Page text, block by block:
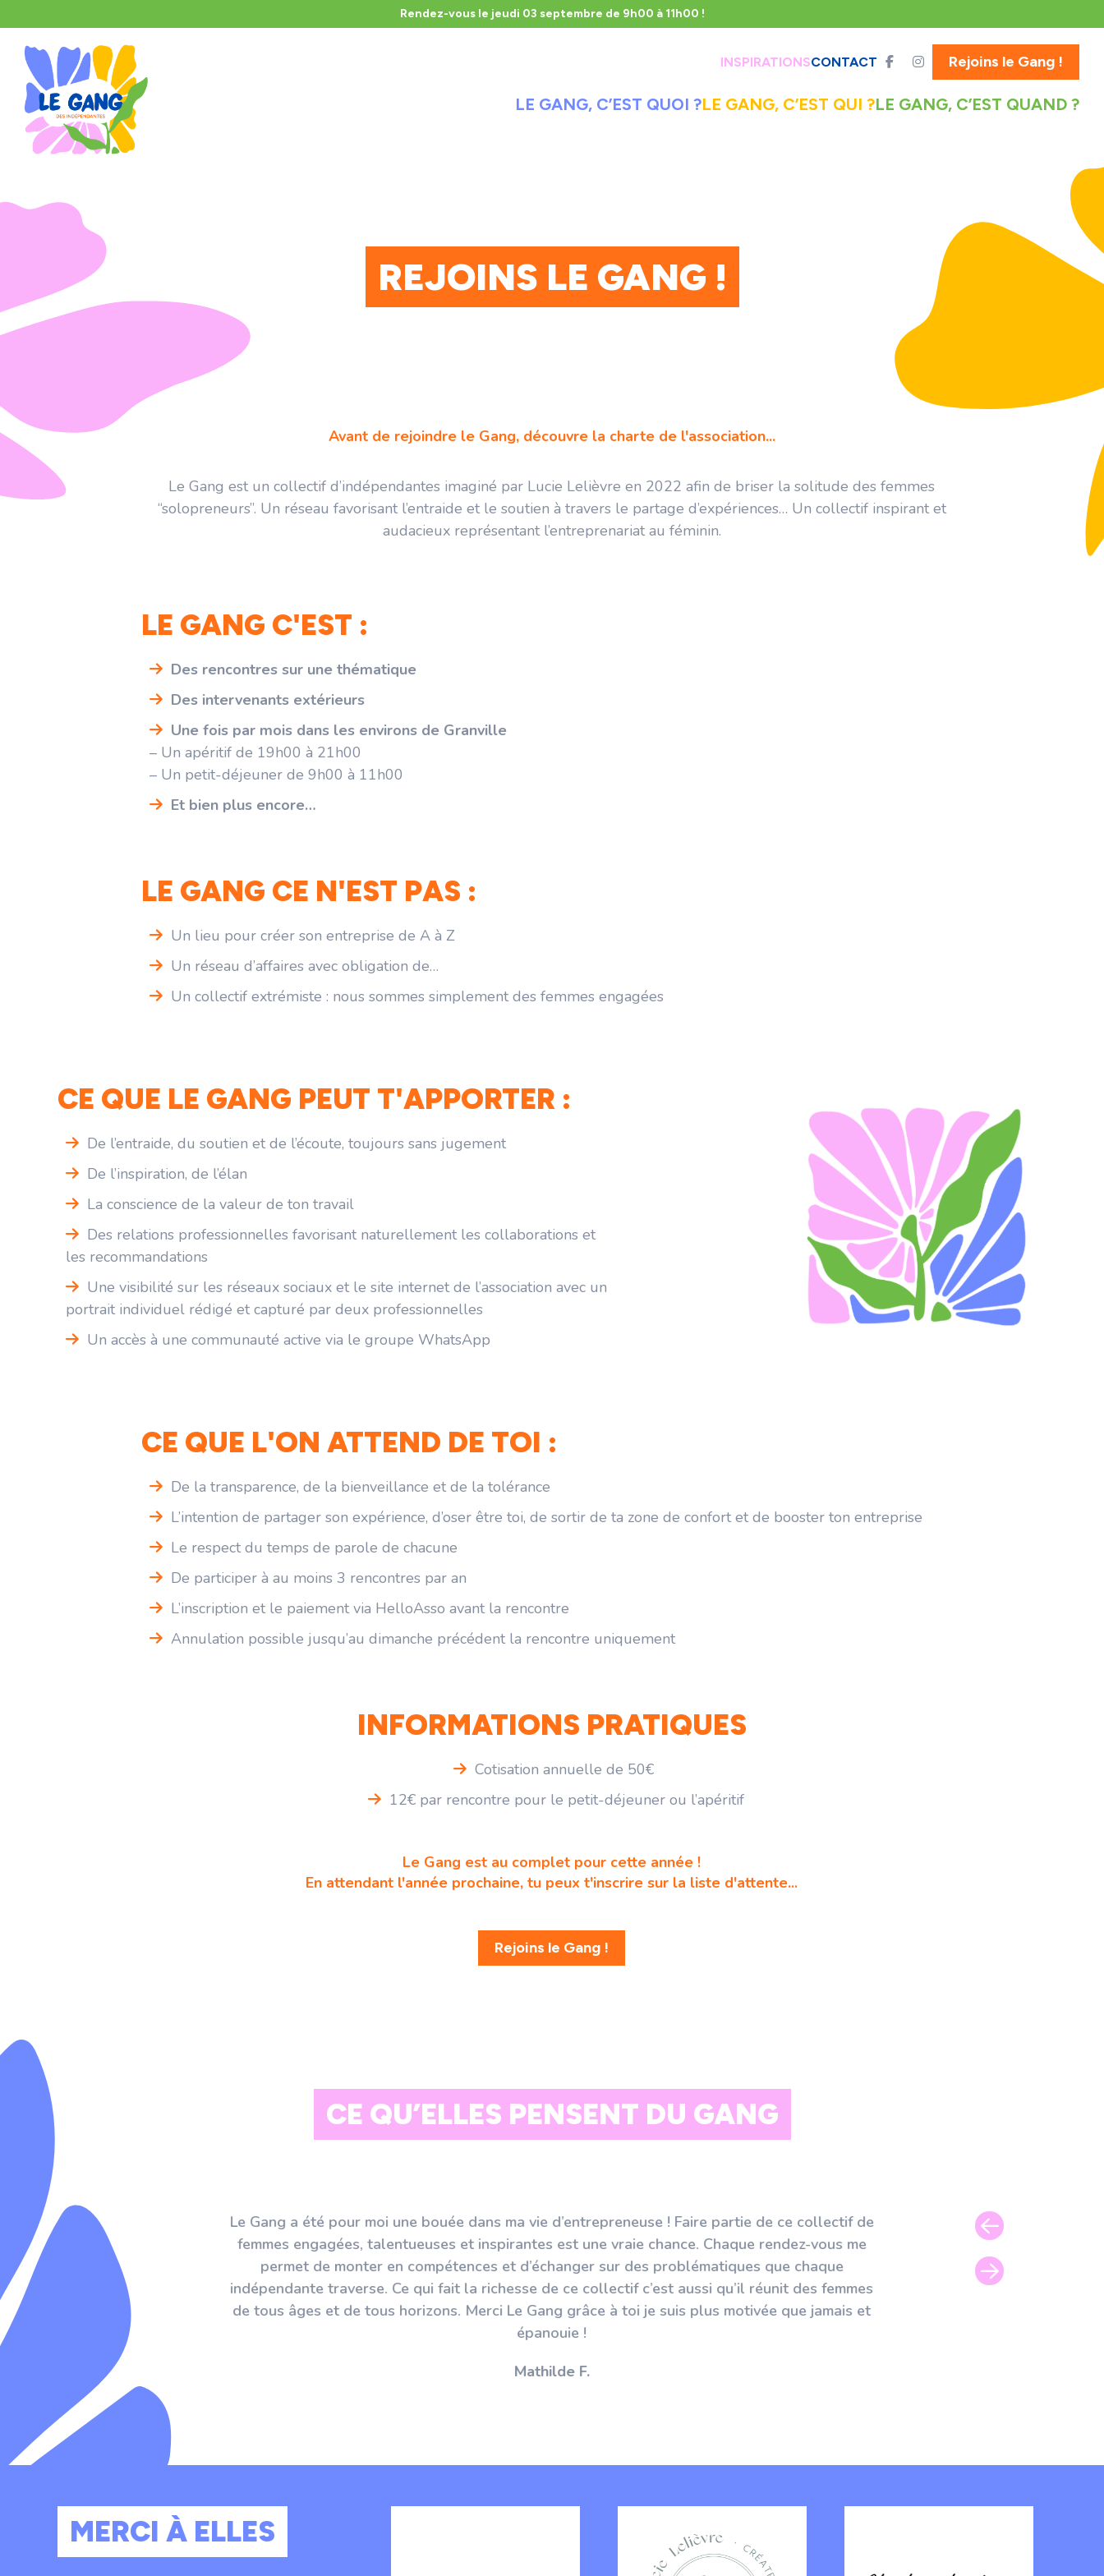
Rendez-vous le jeudi 03 septembre de 9h00 à 11h00 !
INSPIRATIONSCONTACT Rejoins le Gang !
LE GANG, C’EST QUOI ?LE GANG, C’EST QUI ?LE GANG, C’EST QUAND ?
REJOINS LE GANG !
Avant de rejoindre le Gang, découvre la charte de l'association...
Le Gang est un collectif d’indépendantes imaginé par Lucie Lelièvre en 2022 afin de briser la solitude des femmes
“solopreneurs”. Un réseau favorisant l’entraide et le soutien à travers le partage d’expériences… Un collectif inspirant et
audacieux représentant l’entreprenariat au féminin.
LE GANG C'EST :
Des rencontres sur une thématique
Des intervenants extérieurs
Une fois par mois dans les environs de Granville
– Un apéritif de 19h00 à 21h00
– Un petit-déjeuner de 9h00 à 11h00
Et bien plus encore…
LE GANG CE N'EST PAS :
Un lieu pour créer son entreprise de A à Z
Un réseau d’affaires avec obligation de…
Un collectif extrémiste : nous sommes simplement des femmes engagées
CE QUE LE GANG PEUT T'APPORTER :
De l’entraide, du soutien et de l’écoute, toujours sans jugement
De l’inspiration, de l’élan
La conscience de la valeur de ton travail
Des relations professionnelles favorisant naturellement les collaborations et
les recommandations
Une visibilité sur les réseaux sociaux et le site internet de l’association avec un
portrait individuel rédigé et capturé par deux professionnelles
Un accès à une communauté active via le groupe WhatsApp
CE QUE L'ON ATTEND DE TOI :
De la transparence, de la bienveillance et de la tolérance
L’intention de partager son expérience, d’oser être toi, de sortir de ta zone de confort et de booster ton entreprise
Le respect du temps de parole de chacune
De participer à au moins 3 rencontres par an
L’inscription et le paiement via HelloAsso avant la rencontre
Annulation possible jusqu’au dimanche précédent la rencontre uniquement
INFORMATIONS PRATIQUES
Cotisation annuelle de 50€
12€ par rencontre pour le petit-déjeuner ou l’apéritif
Le Gang est au complet pour cette année !
En attendant l'année prochaine, tu peux t'inscrire sur la liste d'attente...
Rejoins le Gang !
CE QU’ELLES PENSENT DU GANG
Gang. Ce collectif m'a
d'expérience. Chaque
suis toujours impatiente
Le Gang a été pour moi une bouée dans ma vie d’entrepreneuse ! Faire partie de ce collectif de
femmes engagées, talentueuses et inspirantes est une vraie chance. Chaque rendez-vous me
permet de monter en compétences et d’échanger sur des problématiques que chaque
indépendante traverse. Ce qui fait la richesse de ce collectif c’est aussi qu’il réunit des femmes
de tous âges et de tous horizons. Merci Le Gang grâce à toi je suis plus motivée que jamais et
épanouie !
Mathilde F.
Me lancer dans
me sens plus forte et
thématiques précises,
MERCI À ELLES